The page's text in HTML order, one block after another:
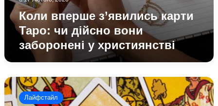
Коли вперше з’явились карти
Таро: чи дійсно вони
заборонені у християнстві
Карта
Таро
«Колісниця»:
Лайфстайл